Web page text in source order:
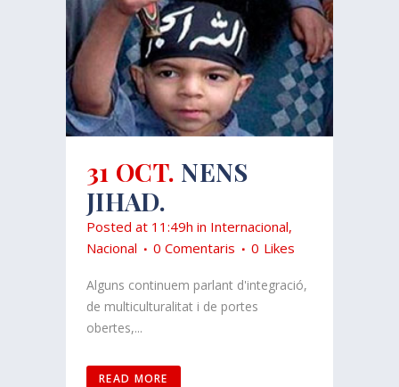
31 OCT. NENS
JIHAD.
Posted at 11:49h in Internacional,
Nacional
0 Comentaris 0 Likes
Alguns continuem parlant d'integració,
de multiculturalitat i de portes
obertes,...
READ MORE